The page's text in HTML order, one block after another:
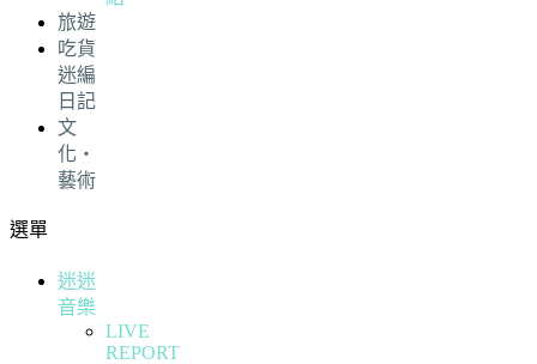
旅遊
吃貨
迷編
日記
文
化・
藝術
選單
迷迷
音樂
LIVE
REPORT